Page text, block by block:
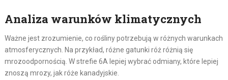
Analiza warunków klimatycznych
Ważne jest zrozumienie, co rośliny potrzebują w różnych warunkach
atmosferycznych. Na przykład, różne gatunki róż różnią się
mrozoodpornością. W strefie 6A lepiej wybrać odmiany, które lepiej
znoszą mrozy, jak róże kanadyjskie.